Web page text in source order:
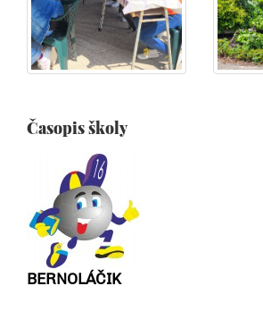
Časopis školy
BERNOLÁČIK